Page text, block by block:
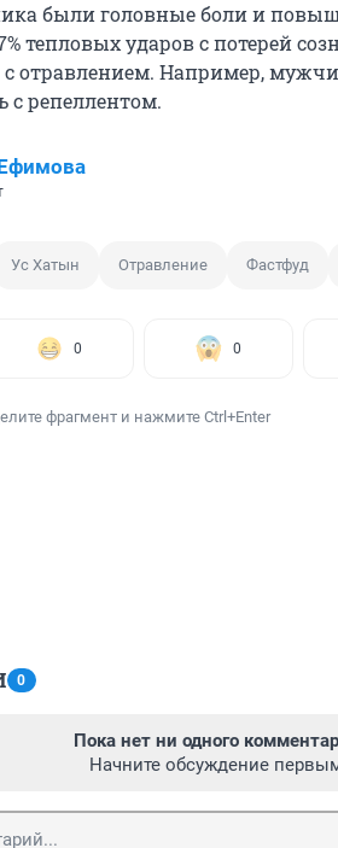
были головные боли и
тепловых ударов с потерей
отравлением. Например,
с репеллентом.
Ус Хатын Отравление Фастфуд
0 0
фрагмент и нажмите Ctrl+Enter
0
Пока нет ни одного
Начните обсуждение